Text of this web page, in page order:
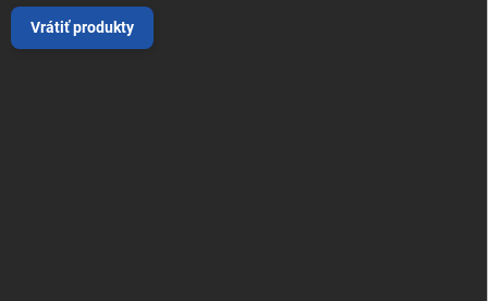
Vrátiť produkty